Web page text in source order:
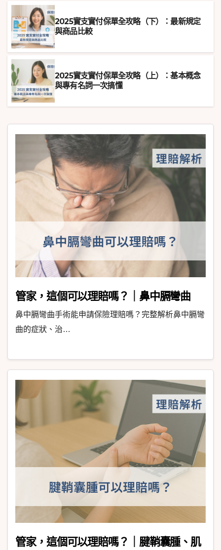
2025實支實付保單全攻略（下）：最新規定
與商品比較
2025實支實付保單全攻略（上）：基本概念
與專有名詞一次搞懂
管家，這個可以理賠嗎？｜鼻中膈彎曲
鼻中膈彎曲手術能申請保險理賠嗎？完整解析鼻中膈彎
曲的症狀、治…
管家，這個可以理賠嗎？｜腱鞘囊腫、肌